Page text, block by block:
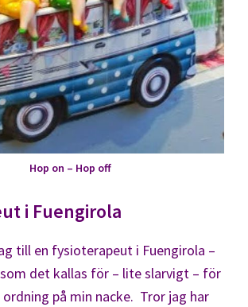
Hop on – Hop off
i Fuengirola
till en fysioterapeut i Fuengirola –
som det kallas för – lite slarvigt – för
på min nacke. Tror jag har